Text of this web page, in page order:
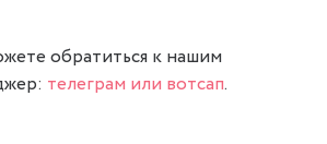
обратиться к нашим
телеграм или вотсап.